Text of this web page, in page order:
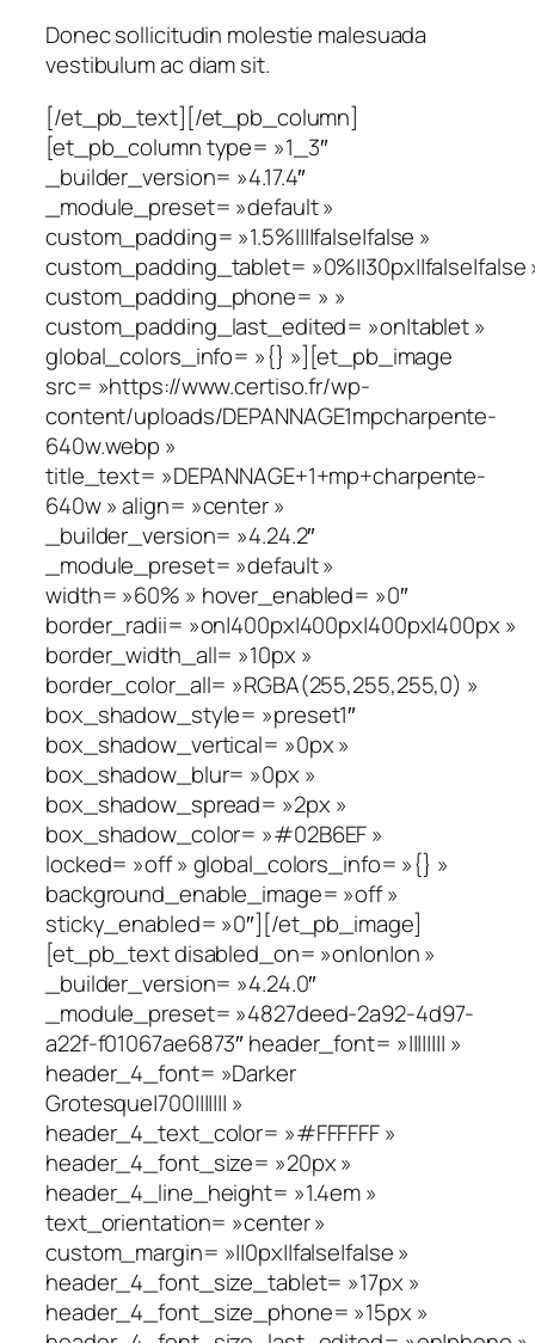
Donec sollicitudin molestie malesuada
vestibulum ac diam sit.
[/et_pb_text][/et_pb_column]
[et_pb_column type= »1_3″
_builder_version= »4.17.4″
_module_preset= »default »
custom_padding= »1.5%||||false|false »
custom_padding_tablet= »0%||30px||false|false
custom_padding_phone= » »
custom_padding_last_edited= »on|tablet »
global_colors_info= »{} »][et_pb_image
src= »https://www.certiso.fr/wp-
content/uploads/DEPANNAGE1mpcharpente-
640w.webp »
title_text= »DEPANNAGE+1+mp+charpente-
640w » align= »center »
_builder_version= »4.24.2″
_module_preset= »default »
width= »60% » hover_enabled= »0″
border_radii= »on|400px|400px|400px|400px »
border_width_all= »10px »
border_color_all= »RGBA(255,255,255,0) »
box_shadow_style= »preset1″
box_shadow_vertical= »0px »
box_shadow_blur= »0px »
box_shadow_spread= »2px »
box_shadow_color= »#02B6EF »
locked= »off » global_colors_info= »{} »
background_enable_image= »off »
sticky_enabled= »0″][/et_pb_image]
[et_pb_text disabled_on= »on|on|on »
_builder_version= »4.24.0″
_module_preset= »4827deed-2a92-4d97-
a22f-f01067ae6873″ header_font= »|||||||| »
header_4_font= »Darker
Grotesque|700||||||| »
header_4_text_color= »#FFFFFF »
header_4_font_size= »20px »
header_4_line_height= »1.4em »
text_orientation= »center »
custom_margin= »||0px||false|false »
header_4_font_size_tablet= »17px »
header_4_font_size_phone= »15px »